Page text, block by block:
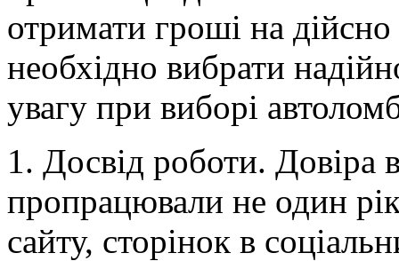
отримати гроші на
необхідно вибрати
увагу при виборі
1. Досвід роботи. Довіра
пропрацювали не один
сайту, сторінок в